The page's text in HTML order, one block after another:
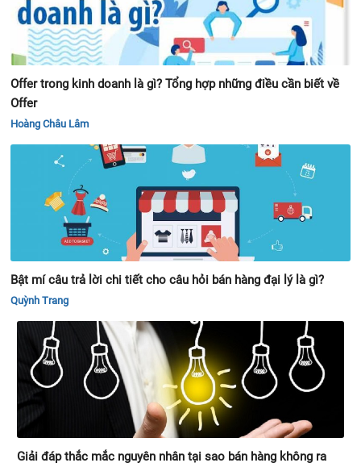
Offer trong kinh doanh là gì? Tổng hợp những điều cần biết về
Offer
Hoàng Châu Lâm
Bật mí câu trả lời chi tiết cho câu hỏi bán hàng đại lý là gì?
Quỳnh Trang
Giải đáp thắc mắc nguyên nhân tại sao bán hàng không ra